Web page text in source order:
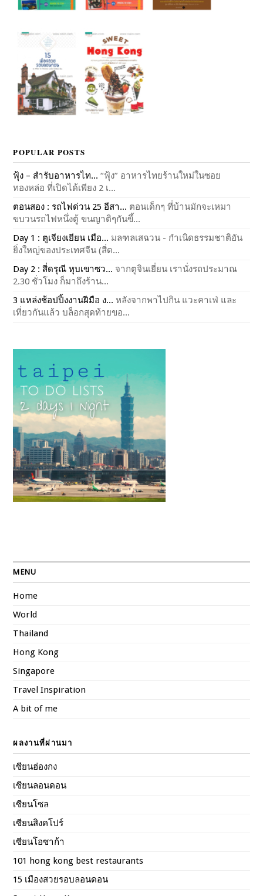
POPULAR POSTS
ฟุ้ง – สำรับอาหารไท... “ฟุ้ง” อาหารไทยร้านใหม่ในซอย
ทองหล่อ ที่เปิดได้เพียง 2 เ...
ตอนสอง : รถไฟด่วน 25 อีสา... ตอนเด็กๆ ที่บ้านมักจะเหมา
ขบวนรถไฟหนึ่งตู้ ขนญาติๆกันขึ้...
Day 1 : ตูเจียงเยียน เมือ... มลฑลเสฉวน - กำเนิดธรรมชาติอัน
ยิ่งใหญ่ของประเทศจีน (สี่ด...
Day 2 : สี่ดรุณี หุบเขาซว... จากตูจินเยี่ยน เรานั่งรถประมาณ
2.30 ชั่วโมง ก็มาถึงร้าน...
3 แหล่งช้อปปิ้งงานฝีมือ ง... หลังจากพาไปกิน แวะคาเฟ่ และ
เที่ยวกันแล้ว บล็อกสุดท้ายขอ...
MENU
Home
World
Thailand
Hong Kong
Singapore
Travel Inspiration
A bit of me
ผลงานที่ผ่านมา
เซียนฮ่องกง
เซียนลอนดอน
เซียนโซล
เซียนสิงคโปร์
เซียนโอซาก้า
101 hong kong best restaurants
15 เมืองสวยรอบลอนดอน